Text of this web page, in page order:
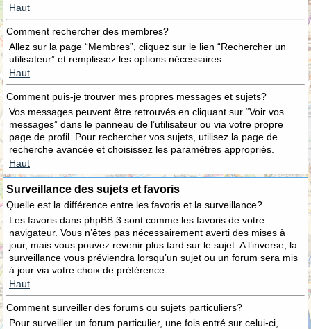
Haut
Comment rechercher des membres?
Allez sur la page “Membres”, cliquez sur le lien “Rechercher un
utilisateur” et remplissez les options nécessaires.
Haut
Comment puis-je trouver mes propres messages et sujets?
Vos messages peuvent être retrouvés en cliquant sur “Voir vos
messages” dans le panneau de l’utilisateur ou via votre propre
page de profil. Pour rechercher vos sujets, utilisez la page de
recherche avancée et choisissez les paramètres appropriés.
Haut
Surveillance des sujets et favoris
Quelle est la différence entre les favoris et la surveillance?
Les favoris dans phpBB 3 sont comme les favoris de votre
navigateur. Vous n’êtes pas nécessairement averti des mises à
jour, mais vous pouvez revenir plus tard sur le sujet. A l’inverse, la
surveillance vous préviendra lorsqu’un sujet ou un forum sera mis
à jour via votre choix de préférence.
Haut
Comment surveiller des forums ou sujets particuliers?
Pour surveiller un forum particulier, une fois entré sur celui-ci,